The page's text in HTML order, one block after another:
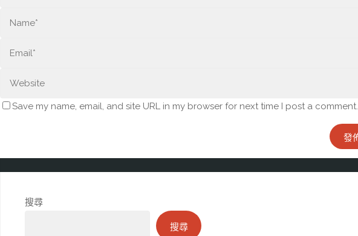
Save my name, email, and site URL in my browser for next time I post a comment.
搜尋
搜尋